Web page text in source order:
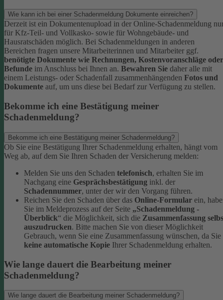
Wie kann ich bei einer Schadenmeldung Dokumente einreichen?
Derzeit ist ein Dokumentenupload in der Online-Schadenmeldung
für Kfz-Teil- und Vollkasko- sowie für Wohngebäude- und
Hausratschäden möglich. Bei Schadenmeldungen in anderen
Bereichen fragen unsere Mitarbeiterinnen und Mitarbeiter ggf.
benötigte Dokumente wie Rechnungen, Kostenvoranschläge oder
Befunde im Anschluss bei Ihnen an. Bewahren Sie daher alle mit
einem Leistungs- oder Schadenfall zusammenhängenden Fotos und
Dokumente auf, um uns diese bei Bedarf zur Verfügung zu stellen.
Bekomme ich eine Bestätigung meiner
Schadenmeldung?
Bekomme ich eine Bestätigung meiner Schadenmeldung?
Ob Sie eine Bestätigung Ihrer Schadenmeldung erhalten, hängt vom
Weg ab, auf dem Sie Ihren Schaden der Versicherung melden:
Melden Sie uns den Schaden telefonisch, erhalten Sie im
Nachgang eine Gesprächsbestätigung inkl. der
Schadennummer, unter der wir den Vorgang führen.
Reichen Sie den Schaden über das Online-Formular ein,
Sie im Meldeprozess auf der Seite „Schadenmeldung -
Überblick“ die Möglichkeit, sich die Zusammenfassung
auszudrucken. Bitte machen Sie von dieser Möglichkeit
Gebrauch, wenn Sie eine Zusammenfassung wünschen, da Sie
keine automatische Kopie Ihrer Schadenmeldung erhalten.
Wie lange dauert die Bearbeitung meiner
Schadenmeldung?
Wie lange dauert die Bearbeitung meiner Schadenmeldung?